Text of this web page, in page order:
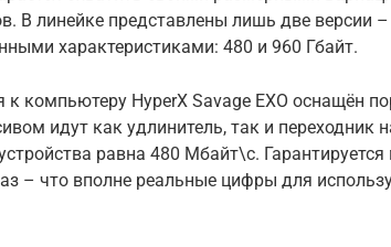
В линейке представлены лишь две версии
характеристиками: 480 и 960 Гбайт.
компьютеру HyperX Savage EXO оснащён
идут как удлинитель, так и переходник
равна 480 Мбайт\с.
– что вполне реальные цифры для